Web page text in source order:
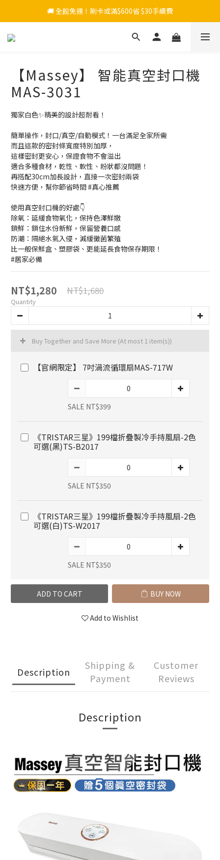
🚚 全館免運！刷卡或滿$600省 $30手續費
【Massey】 智能真空封口機
MAS-3031
獨家白色✨精美的設計超耐看！
簡單操作，封口/真空/自動模式！一台滿足全家所需
而且這款的密封條寬度特別加厚，
這樣密封更安心，保證食物不會溢出
適合多種食材，乾性、軟性、粉狀都沒問題！
再搭配30cm加長設計，直接一次密封兩袋
快速方便，幫你節省時間 #真心推薦
使用真空封口機的好處👇
除氧：延緩食物氧化，保持色澤鮮嫩
鎖鮮：鎖住水份新鮮，保留營養口感
防潮：隔絕水氣入侵，減緩黴菌繁殖
比一般保鮮盒、塑膠袋、更能延長食物保存期限！
#居家必備
NT$1,280 NT$1,680
Quantity
Buy Together and Save More (At most 1 item(s))
【官網限定】 7吋渦流循環扇MAS-717W
SALE NT$399
《TRISTAR三星》199檔折疊製冷手持風扇-2色
可選(黑)TS-B2017
SALE NT$350
《TRISTAR三星》199檔折疊製冷手持風扇-2色
可選(白)TS-W2017
SALE NT$350
ADD TO CART BUY NOW
Add to Wishlist
Description
Shipping &
Payment
Customer
Reviews
Description